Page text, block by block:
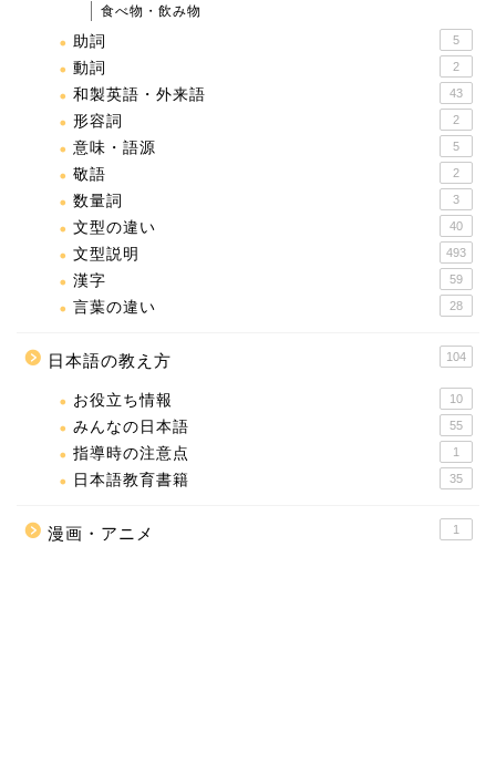
食べ物・飲み物
助詞 5
動詞 2
和製英語・外来語 43
形容詞 2
意味・語源 5
敬語 2
数量詞 3
文型の違い 40
文型説明 493
漢字 59
言葉の違い 28
日本語の教え方 104
お役立ち情報 10
みんなの日本語 55
指導時の注意点 1
日本語教育書籍 35
漫画・アニメ 1